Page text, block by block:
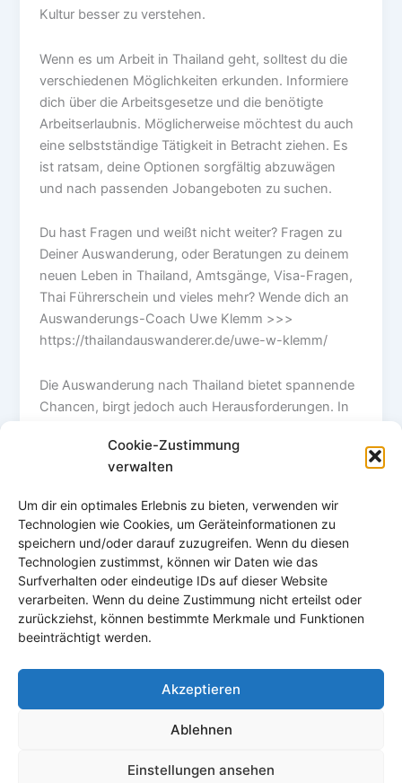
Cookie-Zustimmung
verwalten
Um dir ein optimales Erlebnis zu bieten, verwenden wir
Technologien wie Cookies, um Geräteinformationen zu
speichern und/oder darauf zuzugreifen. Wenn du diesen
Technologien zustimmst, können wir Daten wie das
Surfverhalten oder eindeutige IDs auf dieser Website
verarbeiten. Wenn du deine Zustimmung nicht erteilst oder
zurückziehst, können bestimmte Merkmale und Funktionen
beeinträchtigt werden.
Akzeptieren
Ablehnen
Einstellungen ansehen
Kultur besser zu verstehen.
Wenn es um Arbeit in Thailand geht, solltest du die
verschiedenen Möglichkeiten erkunden. Informiere
dich über die Arbeitsgesetze und die benötigte
Arbeitserlaubnis. Möglicherweise möchtest du auch
eine selbstständige Tätigkeit in Betracht ziehen. Es
ist ratsam, deine Optionen sorgfältig abzuwägen
und nach passenden Jobangeboten zu suchen.
Du hast Fragen und weißt nicht weiter? Fragen zu
Deiner Auswanderung, oder Beratungen zu deinem
neuen Leben in Thailand, Amtsgänge, Visa-Fragen,
Thai Führerschein und vieles mehr? Wende dich an
Auswanderungs-Coach Uwe Klemm >>>
https://thailandauswanderer.de/uwe-w-klemm/
Die Auswanderung nach Thailand bietet spannende
Chancen, birgt jedoch auch Herausforderungen. In
Informationen, Tipps und Erfolgsgeschichten von
Menschen, die den Schritt bereits gewagt haben.
mache dir die vielen Vorzüge des Lebens in Thailand
zunutze.”